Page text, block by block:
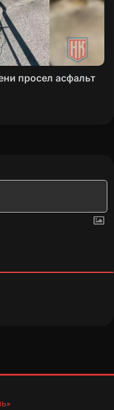
просел асфальт